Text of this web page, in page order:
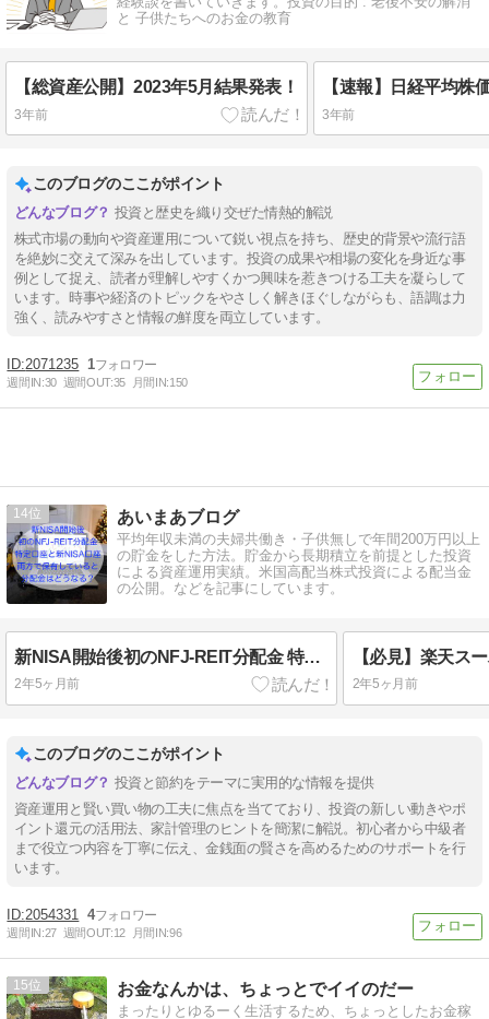
と 子供たちへのお金の教育
【総資産公開】2023年5月結果発表！
3年前 3年前
このブログのここがポイント
投資と歴史を織り交ぜた情熱的解説
株式市場の動向や資産運用について鋭い視点を持ち、歴史的背景や流行語
を絶妙に交えて深みを出しています。投資の成果や相場の変化を身近な事
例として捉え、読者が理解しやすくかつ興味を惹きつける工夫を凝らして
います。時事や経済のトピックをやさしく解きほぐしながらも、語調は力
強く、読みやすさと情報の鮮度を両立しています。
2071235 1
週間IN:30 週間OUT:35 月間IN:150
14 あいまあブログ
平均年収未満の夫婦共働き・子供無しで年間200万円以上
の貯金をした方法。貯金から長期積立を前提とした投資
による資産運用実績。米国高配当株式投資による配当金
の公開。などを記事にしています。
新NISA開始後初のNFJ-REIT分配金 特定口座と新NISA口座両方で保有しているとどうなる？
2年5ヶ月前 2年5ヶ月前
このブログのここがポイント
投資と節約をテーマに実用的な情報を提供
資産運用と賢い買い物の工夫に焦点を当てており、投資の新しい動きやポ
イント還元の活用法、家計管理のヒントを簡潔に解説。初心者から中級者
まで役立つ内容を丁寧に伝え、金銭面の賢さを高めるためのサポートを行
います。
2054331 4
週間IN:27 週間OUT:12 月間IN:96
15 お金なんかは、ちょっとでイイのだー
まったりとゆるーく生活するため、ちょっとしたお金稼